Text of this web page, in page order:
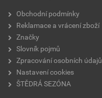
Velikost
faktor difuzního odporu
materiálová báze
Obchodní podmínky
Reklamace a vrácení zboží
Značky
Slovník pojmů
Zpracování osobních údajů
Nastavení cookies
ŠTĚDRÁ SEZÓNA